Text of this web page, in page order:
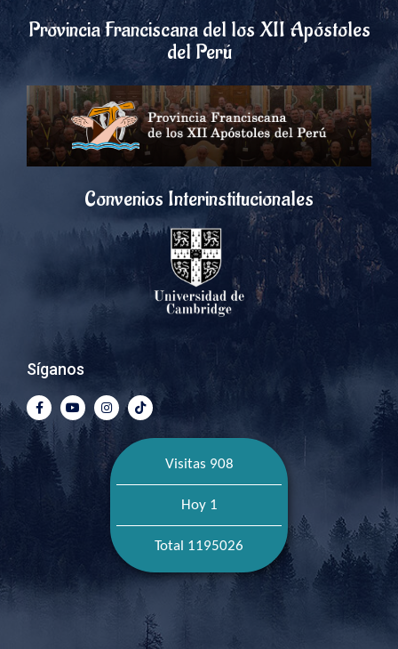
Provincia Franciscana del los XII Apóstoles
del Perú
Convenios Interinstitucionales
Síganos
Visitas 908
Hoy 1
Total 1195026